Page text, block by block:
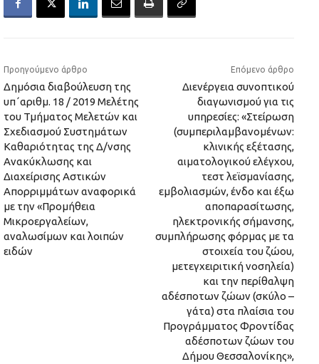
Προηγούμενο άρθρο
Δημόσια διαβούλευση της
υπ΄αριθμ. 18 / 2019 Μελέτης
του Τμήματος Μελετών και
Σχεδιασμού Συστημάτων
Καθαριότητας της Δ/νσης
Ανακύκλωσης και
Διαχείρισης Αστικών
Απορριμμάτων αναφορικά
με την «Προμήθεια
Μικροεργαλείων,
αναλωσίμων και λοιπών
ειδών
Επόμενο άρθρο
Διενέργεια συνοπτικού
διαγωνισμού για τις
υπηρεσίες: «Στείρωση
(συμπεριλαμβανομένων:
κλινικής εξέτασης,
αιματολογικού ελέγχου,
τεστ λεϊσμανίασης,
εμβολιασμών, ένδο και έξω
αποπαρασίτωσης,
ηλεκτρονικής σήμανσης,
συμπλήρωσης φόρμας με τα
στοιχεία του ζώου,
μετεγχειριτική νοσηλεία)
και την περίθαλψη
αδέσποτων ζώων (σκύλο –
γάτα) στα πλαίσια του
Προγράμματος Φροντίδας
αδέσποτων ζώων του
Δήμου Θεσσαλονίκης»,